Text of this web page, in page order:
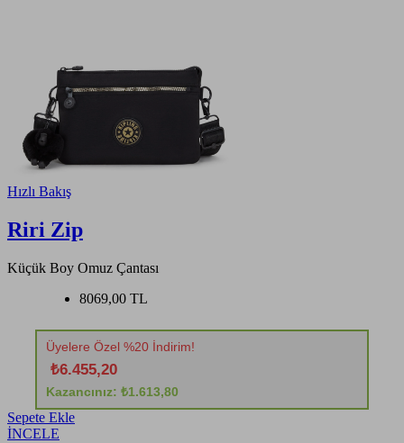
Hızlı Bakış
Riri Zip
Küçük Boy Omuz Çantası
8069,00 TL
Üyelere Özel %20 İndirim!
₺6.455,20
Kazancınız: ₺1.613,80
Sepete Ekle
İNCELE